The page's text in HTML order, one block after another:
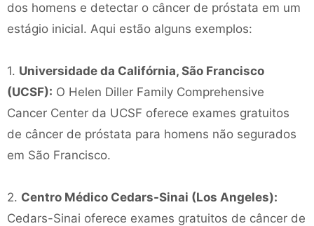
dos homens e detectar o câncer de próstata em um
estágio inicial. Aqui estão alguns exemplos:
1. Universidade da Califórnia, São Francisco
(UCSF): O Helen Diller Family Comprehensive
Cancer Center da UCSF oferece exames gratuitos
de câncer de próstata para homens não segurados
em São Francisco.
2. Centro Médico Cedars-Sinai (Los Angeles):
Cedars-Sinai oferece exames gratuitos de câncer de